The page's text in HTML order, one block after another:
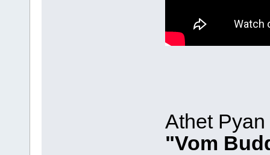
Athet
"Vom